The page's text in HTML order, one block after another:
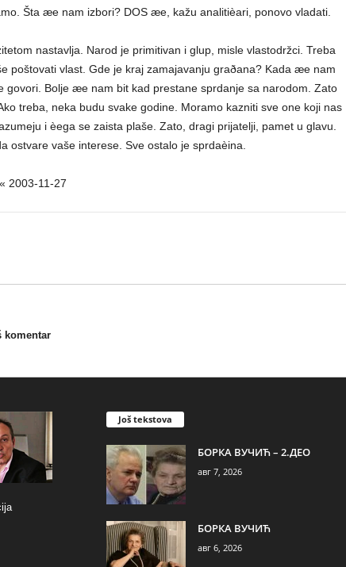
Šta æe nam izbori? DOS æe, kažu analitièari, ponovo vladati.
nastavlja. Narod je primitivan i glup, misle vlastodržci. Treba
poštovati vlast. Gde je kraj zamajavanju graðana? Kada æe nam
govori. Bolje æe nam bit kad prestane sprdanje sa narodom. Zato
treba, neka budu svake godine. Moramo kazniti sve one koji nas
i èega se zaista plaše. Zato, dragi prijatelji, pamet u glavu.
ostvare vaše interese. Sve ostalo je sprdaèina.
2003-11-27
komentar
Još tekstova
БОРКА ВУЧИЋ – 2.ДЕО
авг 7, 2026
БОРКА ВУЧИЋ
авг 6, 2026